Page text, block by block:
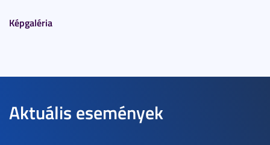
Képgaléria
Aktuális események